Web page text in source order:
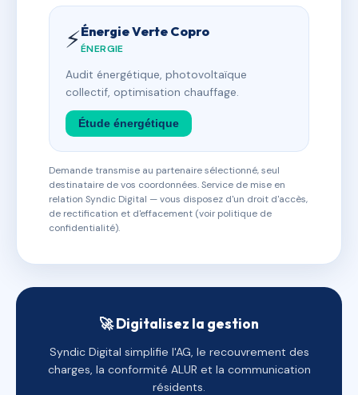
⚡Énergie Verte Copro
ÉNERGIE
Audit énergétique, photovoltaïque
collectif, optimisation chauffage.
Étude énergétique
Demande transmise au partenaire sélectionné, seul
destinataire de vos coordonnées. Service de mise en
relation Syndic Digital — vous disposez d'un droit d'accès,
de rectification et d'effacement (voir politique de
confidentialité).
🚀 Digitalisez la gestion
Syndic Digital simplifie l'AG, le recouvrement des
charges, la conformité ALUR et la communication
résidents.